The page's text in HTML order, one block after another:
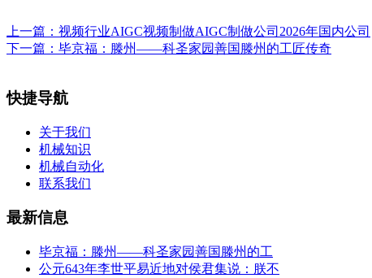
上一篇： 视频行业AIGC视频制做AIGC制做公司2026年国内公司
下一篇： 毕京福：滕州——科圣家园善国滕州的工匠传奇
快捷导航
关于我们
机械知识
机械自动化
联系我们
最新信息
毕京福：滕州——科圣家园善国滕州的工
公元643年李世平易近地对侯君集说：朕不